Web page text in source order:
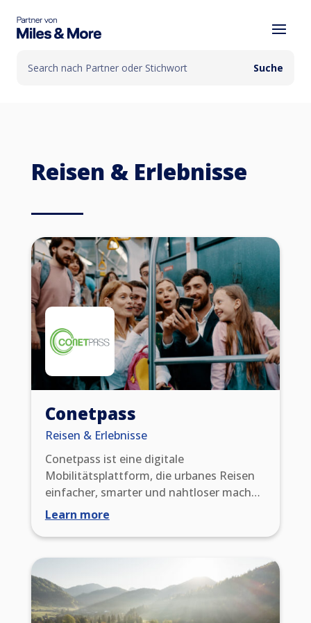
Reisen & Erlebnisse
Conetpass
Reisen & Erlebnisse
Conetpass ist eine digitale
Mobilitätsplattform, die urbanes Reisen
einfacher, smarter und nahtloser machen
soll. Durch den Online-Kauf eines Passes
unbegrenzten Zugang zu öffentlichen
Verkehrsnetzen in mehr als 20 Städten in
Europa und Asien und profitieren
gleichzeitig von exklusiven Reisevorteilen
sowie Partnerangeboten, die ihr
Learn more